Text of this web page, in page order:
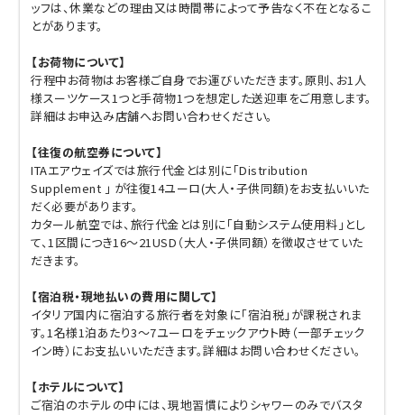
ッフは、休業などの理由又は時間帯によって予告なく不在となるこ
とがあります。
【お荷物について】
行程中お荷物はお客様ご自身でお運びいただきます。原則、お1人
様スーツケース1つと手荷物1つを想定した送迎車をご用意します。
詳細はお申込み店舗へお問い合わせください。
【往復の航空券について】
ITAエアウェイズでは旅行代金とは別に「Distribution
Supplement 」 が往復14ユーロ(大人・子供同額)をお支払いいた
だく必要があります。
カタール航空では、旅行代金とは別に「自動システム使用料」とし
て、1区間につき16～21USD（大人・子供同額）を徴収させていた
だきます。
【宿泊税・現地払いの費用に関して】
イタリア国内に宿泊する旅行者を対象に「宿泊税」が課税されま
す。1名様1泊あたり3～7ユーロをチェックアウト時（一部チェック
イン時）にお支払いいただきます。詳細はお問い合わせください。
【ホテルについて】
ご宿泊のホテルの中には、現地習慣によりシャワーのみでバスタ